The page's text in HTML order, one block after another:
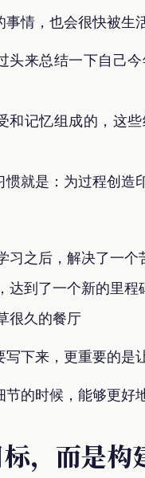
情，也会很快被生
头来总结一下自己
和记忆组成的，这
就是：为过程创造印
习之后，解决了一个
达到了一个新的里
很久的餐厅
下来，更重要的是
的时候，能够更好
，而是构